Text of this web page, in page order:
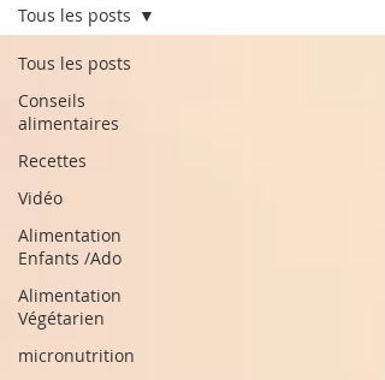
Tous les posts
Conseils
alimentaires
Recettes
Vidéo
Alimentation
Enfants /Ado
Alimentation
Végétarien
micronutrition
Tous les posts